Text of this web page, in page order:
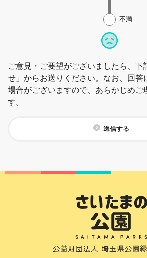
不満
ご意見・ご要望がございましたら、下
せ」からお送りください。なお、回答
場合がございますので、あらかじめご
す。
送信する